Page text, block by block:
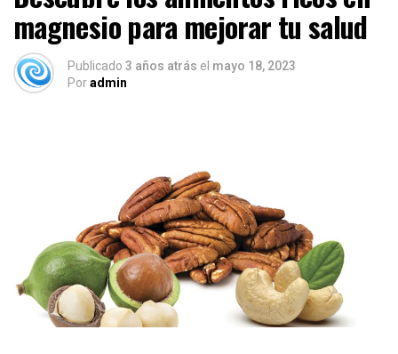
magnesio para mejorar tu salud
Publicado 3 años atrás el mayo 18, 2023
Poradmin